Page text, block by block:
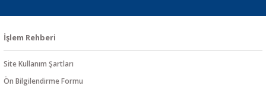
İşlem Rehberi
Site Kullanım Şartları
Ön Bilgilendirme Formu